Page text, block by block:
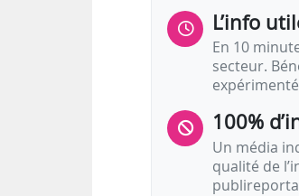
L’info
En 10
secteur.
100%
Un média
qualité de